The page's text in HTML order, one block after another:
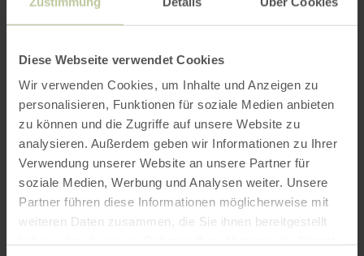
Diese Webseite verwendet Cookies
Wir verwenden Cookies, um Inhalte und Anzeigen zu
personalisieren, Funktionen für soziale Medien anbieten
zu können und die Zugriffe auf unsere Website zu
analysieren. Außerdem geben wir Informationen zu Ihrer
Verwendung unserer Website an unsere Partner für
soziale Medien, Werbung und Analysen weiter. Unsere
Partner führen diese Informationen möglicherweise mit
weiteren Daten zusammen, die Sie ihnen bereitgestellt
1 Übernachtung ist nur möglich von Montag bis
Donnerstag, nicht an Wochenenden und Feiertagen
Buchung
Kontakt
Anreise